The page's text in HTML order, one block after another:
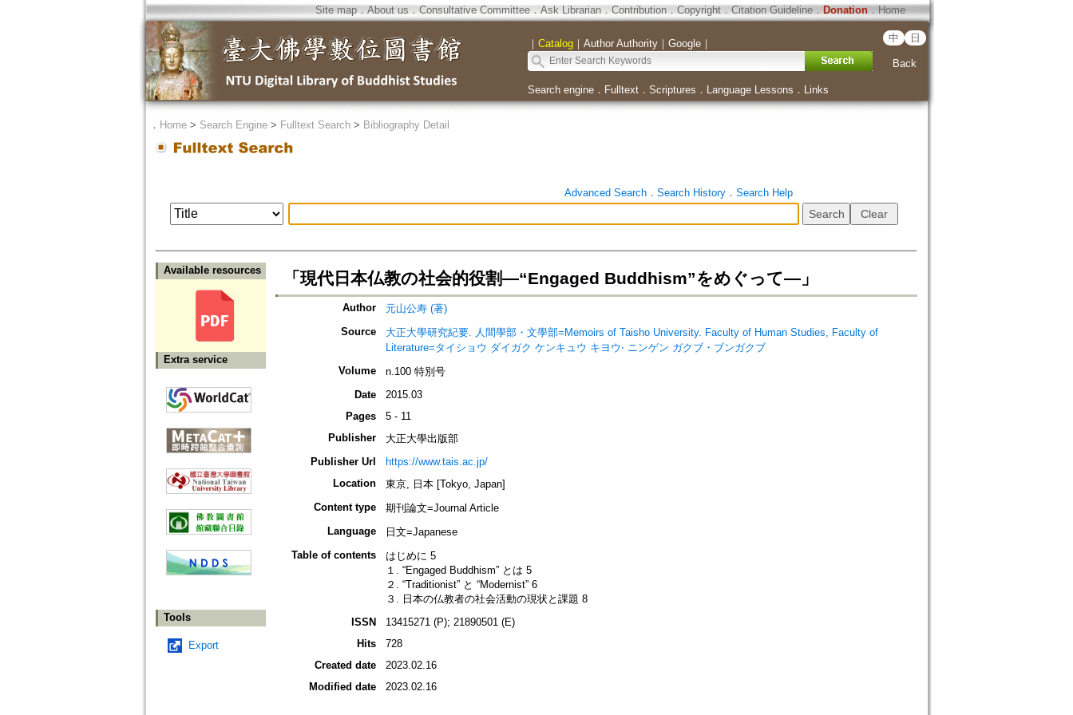
Site map．About us ． Consultative Committee． Ask Librarian． Contribution．Copyright．Citation Guideline． Donation．Home
｜ Catalog｜ Author Authority｜ Google｜ 中 日
Back
Search engine． Fulltext． Scriptures ． Language Lessons ． Links
． Home> Search Engine> Fulltext Search> Bibliography Detail
Advanced Search． Search History． Search Help
Available resources
Extra service
Tools
Export
「現代日本仏教の社会的役割―“Engaged Buddhism”をめぐって―」
Author
元山公寿 (著)
Source
大正大學研究紀要. 人間學部・文學部=Memoirs of Taisho University. Faculty of Human Studies, Faculty of
Literature=タイショウ ダイガク ケンキュウ キヨウ‧ ニンゲン ガクブ・ブンガクブ
Volume
n.100 特別号
Date
2015.03
Pages
5 - 11
Publisher
大正大學出版部
Publisher Url
https://www.tais.ac.jp/
Location
東京, 日本 [Tokyo, Japan]
Content type
期刊論文=Journal Article
Language
日文=Japanese
Table of contents
はじめに 5
１. “Engaged Buddhism” とは 5
２. “Traditionist” と “Modernist” 6
３. 日本の仏教者の社会活動の現状と課題 8
ISSN
13415271 (P); 21890501 (E)
Hits
728
Created date
2023.02.16
Modified date
2023.02.16